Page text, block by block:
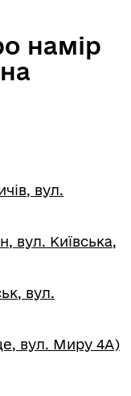
намір
вул.
вул. Київська,
вул.
вул. Миру 4А)